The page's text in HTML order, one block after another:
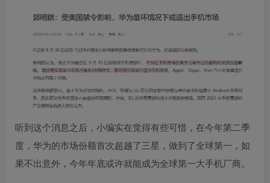
听到这个消息之后，小编实在觉得有些可惜， 在今年第二季
度，华为的市场份额首次超越了三星，做到了全球第一 ，如
果不出意外，今年年底或许就能成为全球第一大手机厂商。